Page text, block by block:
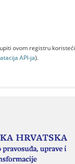
ovom registru koristeći
API-jа).